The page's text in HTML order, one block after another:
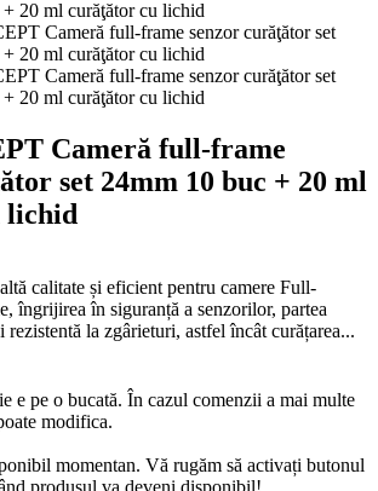
Cameră full-frame
set 24mm 10 buc + 20 ml
lichid
calitate și eficient pentru camere Full-
îngrijirea în siguranță a senzorilor, partea
rezistentă la zgârieturi, astfel încât curățarea...
e pe o bucată. În cazul comenzii a mai multe
modifica.
momentan. Vă rugăm să activați butonul
produsul va deveni disponibil!